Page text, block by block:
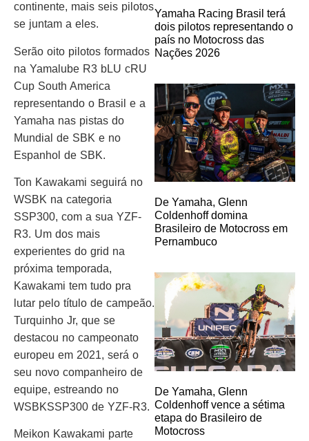
continente, mais seis pilotos
se juntam a eles.
Serão oito pilotos formados
na Yamalube R3 bLU cRU
Cup South America
representando o Brasil e a
Yamaha nas pistas do
Mundial de SBK e no
Espanhol de SBK.
Ton Kawakami seguirá no
WSBK na categoria
SSP300, com a sua YZF-
R3. Um dos mais
experientes do grid na
próxima temporada,
Kawakami tem tudo pra
lutar pelo título de campeão.
Turquinho Jr, que se
destacou no campeonato
europeu em 2021, será o
seu novo companheiro de
equipe, estreando no
WSBKSSP300 de YZF-R3.
Meikon Kawakami parte
Yamaha Racing Brasil terá
dois pilotos representando o
país no Motocross das
Nações 2026
De Yamaha, Glenn
Coldenhoff domina
Brasileiro de Motocross em
Pernambuco
De Yamaha, Glenn
Coldenhoff vence a sétima
etapa do Brasileiro de
Motocross